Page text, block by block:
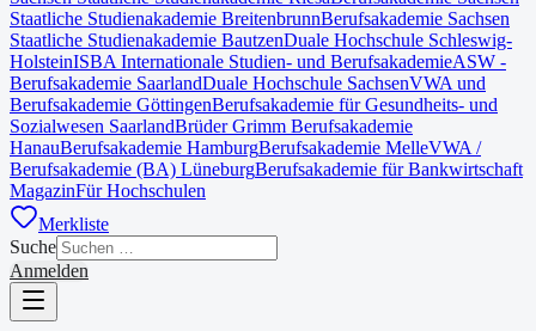
Staatliche Studienakademie BreitenbrunnBerufsakademie Sachsen
Staatliche Studienakademie BautzenDuale Hochschule Schleswig-
HolsteinISBA Internationale Studien- und BerufsakademieASW -
Berufsakademie SaarlandDuale Hochschule SachsenVWA und
Berufsakademie GöttingenBerufsakademie für Gesundheits- und
Sozialwesen SaarlandBrüder Grimm Berufsakademie
HanauBerufsakademie HamburgBerufsakademie MelleVWA /
Berufsakademie (BA) LüneburgBerufsakademie für Bankwirtschaft
MagazinFür Hochschulen
Merkliste
Suche
Anmelden